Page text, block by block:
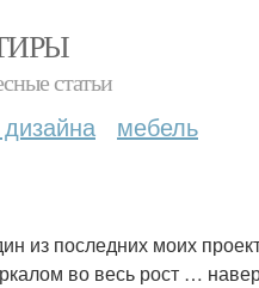
статьи
мебель
из последних моих
во весь рост …